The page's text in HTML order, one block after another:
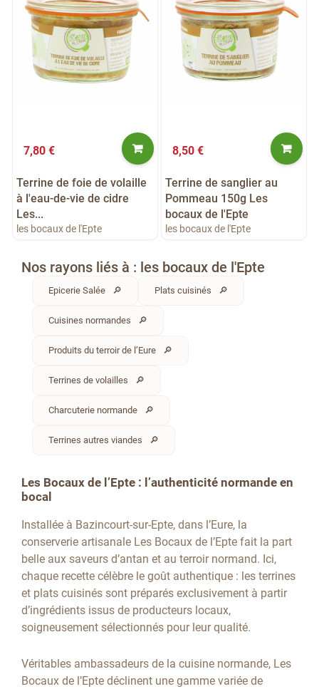
7,80 €
Terrine de foie de volaille
à l'eau-de-vie de cidre
Les...
les bocaux de l'Epte
8,50 €
Terrine de sanglier au
Pommeau 150g Les
bocaux de l'Epte
les bocaux de l'Epte
Nos rayons liés à : les bocaux de l'Epte
Epicerie Salée Plats cuisinés
Cuisines normandes
Produits du terroir de l’Eure
Terrines de volailles
Charcuterie normande
Terrines autres viandes
Les Bocaux de l’Epte : l’authenticité normande en
bocal
Installée à Bazincourt-sur-Epte, dans l’Eure, la
conserverie artisanale Les Bocaux de l’Epte fait la part
belle aux saveurs d’antan et au terroir normand. Ici,
chaque recette célèbre le goût authentique : les terrines
et plats cuisinés sont préparés exclusivement à partir
d’ingrédients issus de producteurs locaux,
soigneusement sélectionnés pour leur qualité.
Véritables ambassadeurs de la cuisine normande, Les
Bocaux de l’Epte déclinent une gamme variée de